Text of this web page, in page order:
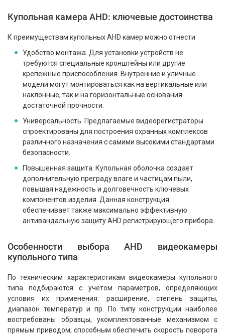
Купольная камера AHD: ключевые достоинства
К преимуществам купольных AHD камер можно отнести
Удобство монтажа. Для установки устройств не
требуются специальные кронштейны или другие
крепежные приспособления. Внутренние и уличные
модели могут монтироваться как на вертикальные или
наклонные, так и на горизонтальные основания
достаточной прочности.
Универсальность. Предлагаемые видеорегистраторы
спроектированы для построения охранных комплексов
различного назначения с самими высокими стандартами
безопасности.
Повышенная защита. Купольная оболочка создает
дополнительную преграду влаге и частицам пыли,
повышая надежность и долговечность ключевых
компонентов изделия. Данная конструкция
обеспечивает также максимально эффективную
антивандальную защиту AHD регистрирующего прибора.
Особенности выбора AHD видеокамеры
купольного типа
По техническим характеристикам видеокамеры купольного
типа подбираются с учетом параметров, определяющих
условия их применения: расширение, степень защиты,
диапазон температур и пр. По типу конструкции наиболее
востребованы образцы, укомплектованные механизмом с
прямым приводом, способным обеспечить скорость поворота